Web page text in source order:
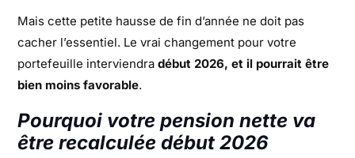
Mais cette petite hausse de fin d’année ne doit pas
cacher l’essentiel. Le vrai changement pour votre
portefeuille interviendradébut 2026, et il pourrait être
bien moins favorable.
Pourquoi votre pension nette va
être recalculée début 2026